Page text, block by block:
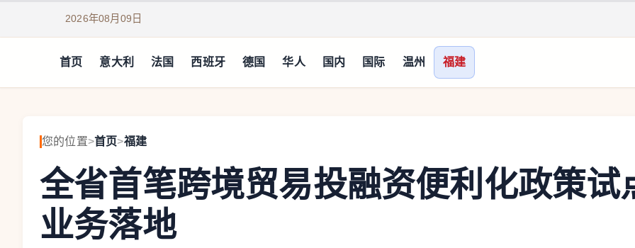
2026年08月09日
首页 意大利 法国 西班牙 德国 华人 国内 国际 温州 福建
您的位置>首页>福建
全省首笔跨境贸易投融资便利化政策试
业务落地